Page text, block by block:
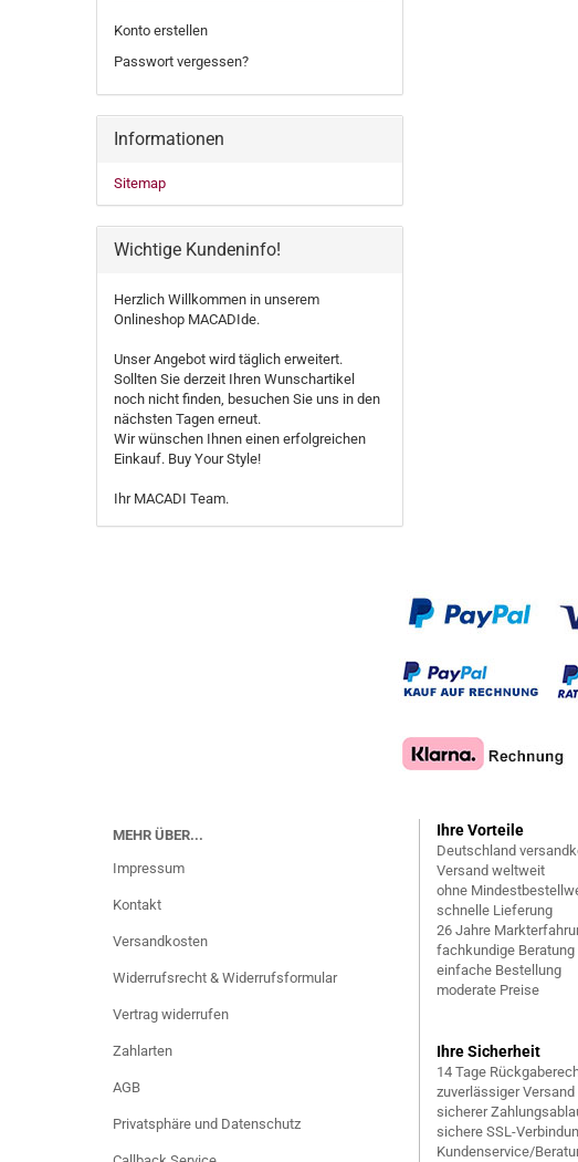
Konto erstellen
Passwort vergessen?
Informationen
Sitemap
Wichtige Kundeninfo!
Herzlich Willkommen in unserem
Onlineshop MACADIde.
Unser Angebot wird täglich erweitert.
Sollten Sie derzeit Ihren Wunschartikel
noch nicht finden, besuchen Sie uns in den
nächsten Tagen erneut.
Wir wünschen Ihnen einen erfolgreichen
Einkauf. Buy Your Style!
Ihr MACADI Team.
MEHR ÜBER...
Impressum
Kontakt
Versandkosten
Widerrufsrecht & Widerrufsformular
Vertrag widerrufen
Zahlarten
AGB
Privatsphäre und Datenschutz
Ihre Vorteile
Deutschland
Versand weltweit
ohne
schnelle Lieferung
26 Jahre
fachkundige Beratung
einfache Bestellung
moderate Preise
Ihre Sicherheit
14 Tage
zuverlässiger Versand
sicherer
sichere SSL-
Kundenservice/